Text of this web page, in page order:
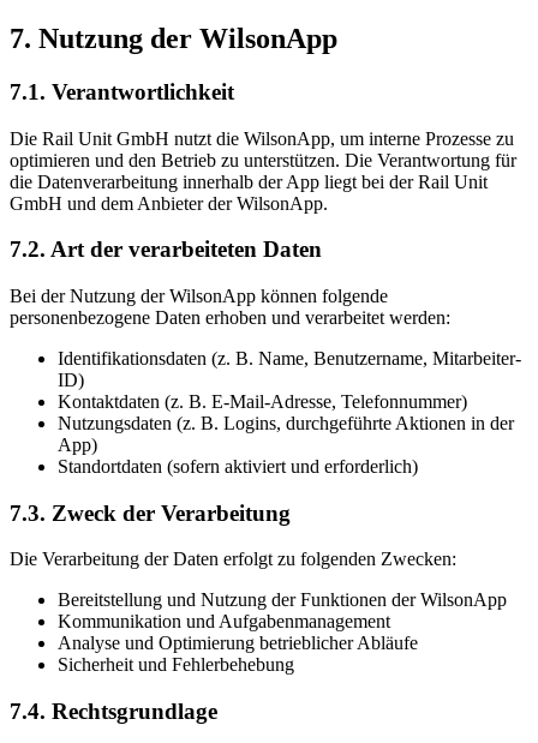
7. Nutzung der WilsonApp
7.1. Verantwortlichkeit
Die Rail Unit GmbH nutzt die WilsonApp, um interne Prozesse zu
optimieren und den Betrieb zu unterstützen. Die Verantwortung für
die Datenverarbeitung innerhalb der App liegt bei der Rail Unit
GmbH und dem Anbieter der WilsonApp.
7.2. Art der verarbeiteten Daten
Bei der Nutzung der WilsonApp können folgende
personenbezogene Daten erhoben und verarbeitet werden:
Identifikationsdaten (z. B. Name, Benutzername, Mitarbeiter-
ID)
Kontaktdaten (z. B. E-Mail-Adresse, Telefonnummer)
Nutzungsdaten (z. B. Logins, durchgeführte Aktionen in der
App)
Standortdaten (sofern aktiviert und erforderlich)
7.3. Zweck der Verarbeitung
Die Verarbeitung der Daten erfolgt zu folgenden Zwecken:
Bereitstellung und Nutzung der Funktionen der WilsonApp
Kommunikation und Aufgabenmanagement
Analyse und Optimierung betrieblicher Abläufe
Sicherheit und Fehlerbehebung
7.4. Rechtsgrundlage